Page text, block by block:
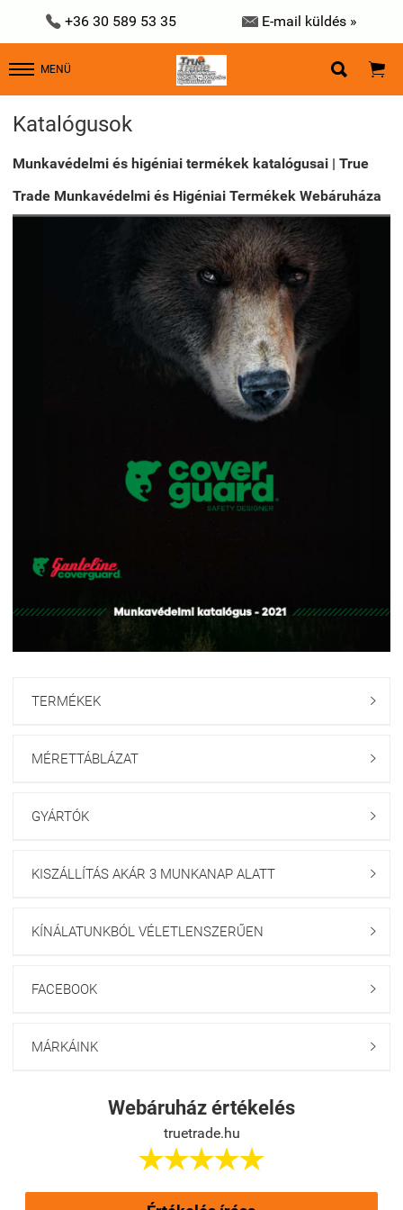
 +36 30 589 53 35  E-mail küldés »
MENÜ  
Katalógusok
Munkavédelmi és higéniai termékek katalógusai | True
Trade Munkavédelmi és Higéniai Termékek Webáruháza
TERMÉKEK 
MÉRETTÁBLÁZAT 
GYÁRTÓK 
KISZÁLLÍTÁS AKÁR 3 MUNKANAP ALATT 
KÍNÁLATUNKBÓL VÉLETLENSZERŰEN 
FACEBOOK 
MÁRKÁINK 
Webáruház értékelés
truetrade.hu
